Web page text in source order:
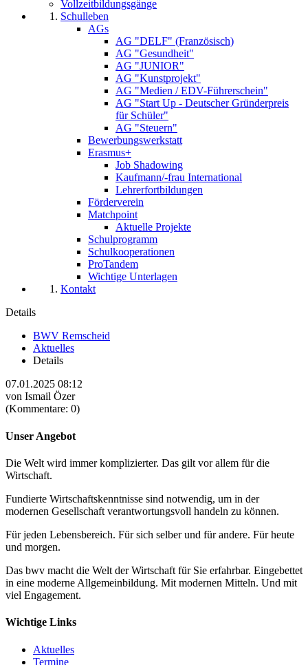
Vollzeitbildungsgänge
Schulleben
AGs
AG "DELF" (Französisch)
AG "Gesundheit"
AG "JUNIOR"
AG "Kunstprojekt"
AG "Medien / EDV-Führerschein"
AG "Start Up - Deutscher Gründerpreis
für Schüler"
AG "Steuern"
Bewerbungswerkstatt
Erasmus+
Job Shadowing
Kaufmann/-frau International
Lehrerfortbildungen
Förderverein
Matchpoint
Aktuelle Projekte
Schulprogramm
Schulkooperationen
ProTandem
Wichtige Unterlagen
Kontakt
Details
BWV Remscheid
Aktuelles
Details
07.01.2025 08:12
von Ismail Özer
(Kommentare: 0)
Unser Angebot
Die Welt wird immer komplizierter. Das gilt vor allem für die
Wirtschaft.
Fundierte Wirtschaftskenntnisse sind notwendig, um in der
modernen Gesellschaft verantwortungsvoll handeln zu können.
Für jeden Lebensbereich. Für sich selber und für andere. Für heute
und morgen.
Das bwv macht die Welt der Wirtschaft für Sie erfahrbar. Eingebettet
in eine moderne Allgemeinbildung. Mit modernen Mitteln. Und mit
viel Engagement.
Wichtige Links
Aktuelles
Termine